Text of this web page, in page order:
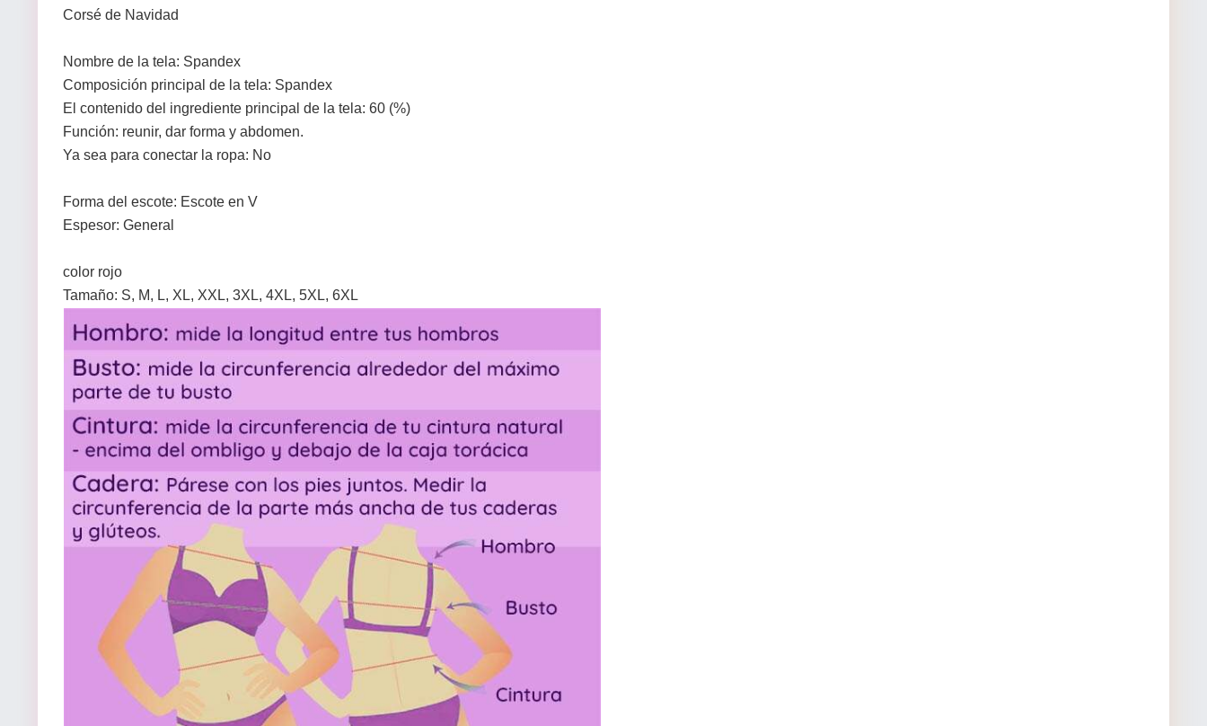
Corsé de Navidad
Nombre de la tela: Spandex
Composición principal de la tela: Spandex
El contenido del ingrediente principal de la tela: 60 (%)
Función: reunir, dar forma y abdomen.
Ya sea para conectar la ropa: No
Forma del escote: Escote en V
Espesor: General
color rojo
Tamaño: S, M, L, XL, XXL, 3XL, 4XL, 5XL, 6XL